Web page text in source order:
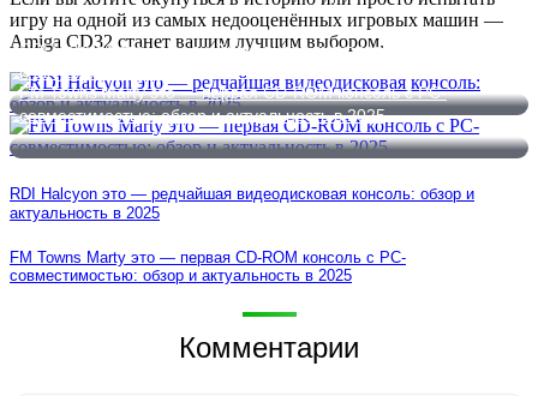
игру на одной из самых недооценённых игровых машин —
Amiga CD32 станет вашим лучшим выбором.
RDI Halcyon это — редчайшая видеодисковая консоль: обзор
и актуальность в 2025
FM Towns Marty это — первая CD-ROM консоль с PC-
совместимостью: обзор и актуальность в 2025
RDI Halcyon это — редчайшая видеодисковая консоль: обзор и
актуальность в 2025
FM Towns Marty это — первая CD-ROM консоль с PC-
совместимостью: обзор и актуальность в 2025
Комментарии